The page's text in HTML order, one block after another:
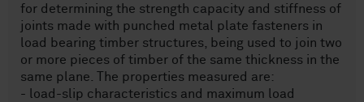
for determining the strength capacity and stiffness of
joints made with punched metal plate fasteners in
load bearing timber structures, being used to join two
or more pieces of timber of the same thickness in the
same plane. The properties measured are:
- load-slip characteristics and maximum load